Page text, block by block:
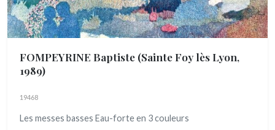
FOMPEYRINE Baptiste (Sainte Foy lès Lyon,
1989)
19468
Les messes basses Eau-forte en 3 couleurs